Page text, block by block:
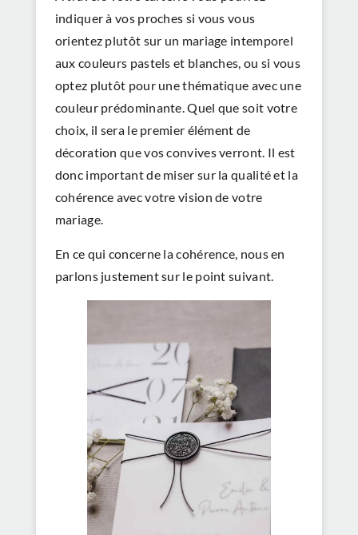
indiquer à vos proches si vous vous
orientez plutôt sur un mariage intemporel
aux couleurs pastels et blanches, ou si vous
optez plutôt pour une thématique avec une
couleur prédominante. Quel que soit votre
choix, il sera le premier élément de
décoration que vos convives verront. Il est
donc important de miser sur la qualité et la
cohérence avec votre vision de votre
mariage.
En ce qui concerne la cohérence, nous en
parlons justement sur le point suivant.